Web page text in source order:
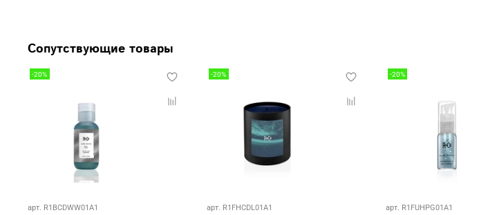
Сопутствующие товары
-20%
арт. R1BCDWW01A1
-20%
арт. R1FHCDL01A1
-20%
арт. R1FUHPG01A1